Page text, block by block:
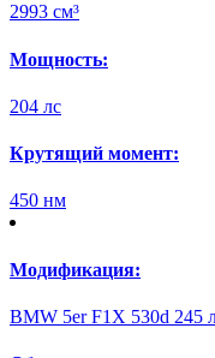
2993 см³
Мощность:
204 лс
Крутящий момент:
450 нм
Модификация:
BMW 5er F1X 530d 245